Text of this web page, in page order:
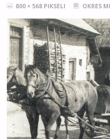
PEŁNY800 × 568 PIKSELI OKRES